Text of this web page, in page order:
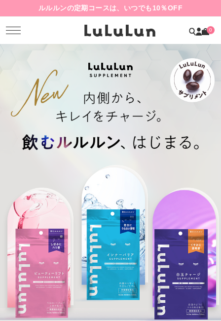
ルルルンの定期コースは、いつでも10％OFF
0